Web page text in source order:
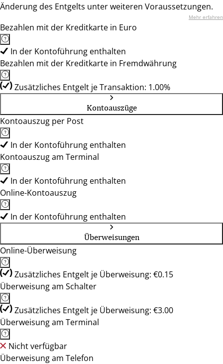
Änderung des Entgelts unter weiteren Voraussetzungen.
Mehr erfahren
Bezahlen mit der Kreditkarte in Euro
In der Kontoführung enthalten
Bezahlen mit der Kreditkarte in Fremdwährung
Zusätzliches Entgelt je Transaktion: 1.00%
Kontoauszüge
Kontoauszug per Post
In der Kontoführung enthalten
Kontoauszug am Terminal
In der Kontoführung enthalten
Online-Kontoauszug
In der Kontoführung enthalten
Überweisungen
Online-Überweisung
Zusätzliches Entgelt je Überweisung: €0.15
Überweisung am Schalter
Zusätzliches Entgelt je Überweisung: €3.00
Überweisung am Terminal
Nicht verfügbar
Überweisung am Telefon